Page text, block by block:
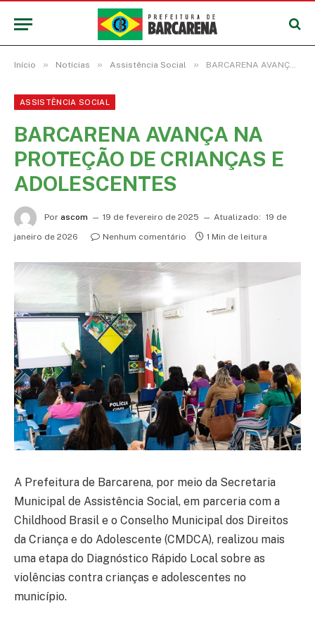
Início » Notícias » Assistência Social » BARCARENA AVANÇA NA PROTEÇÃO DE CRIANÇAS E ADOLESCENTES
ASSISTÊNCIA SOCIAL
BARCARENA AVANÇA NA
PROTEÇÃO DE CRIANÇAS E
ADOLESCENTES
Por ascom 19 de fevereiro de 2025 Atualizado: 19 de
janeiro de 2026
Nenhum comentário 1 Min de leitura
A Prefeitura de Barcarena, por meio da Secretaria
Municipal de Assistência Social, em parceria com a
Childhood Brasil e o Conselho Municipal dos Direitos
da Criança e do Adolescente (CMDCA), realizou mais
uma etapa do Diagnóstico Rápido Local sobre as
violências contra crianças e adolescentes no
município.